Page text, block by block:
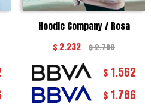
Hoodie Company / Rosa
$ 2.232 $2.790
$ 1.562
$ 1.786